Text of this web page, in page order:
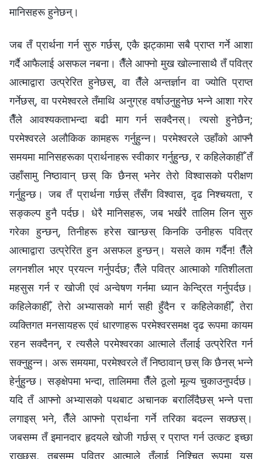
मानिसहरू हुनेछन्।
जब तँ प्रार्थना गर्न सुरु गर्छस्, एकै झट्कामा सबै प्राप्त गर्ने आशा
गर्दै आफैलाई असफल नबना। तैँले आफ्नो मुख खोल्नासाथै तँ पवित्र
आत्माद्वारा उत्प्रेरित हुनेछस्, वा तैँले अन्तर्ज्ञान वा ज्योति प्राप्त
गर्नेछस्, वा परमेश्‍वरले तँमाथि अनुग्रह वर्षाउनुहुनेछ भन्‍ने आशा गरेर
तैँले आवश्यकताभन्दा बढी माग गर्न सक्दैनस्। त्यसो हुनेछैन;
परमेश्‍वरले अलौकिक कामहरू गर्नुहुन्न। परमेश्‍वरले उहाँको आफ्नै
समयमा मानिसहरूका प्रार्थनाहरू स्वीकार गर्नुहुन्छ, र कहिलेकाहीँ तँ
उहाँसामु निष्ठावान् छस् कि छैनस् भनेर तेरो विश्‍वासको परीक्षण
गर्नुहुन्छ। जब तँ प्रार्थना गर्छस् तँसँग विश्‍वास, दृढ निश्‍चयता, र
सङ्कल्प हुनै पर्दछ। धेरै मानिसहरू, जब भर्खरै तालिम लिन सुरु
गरेका हुन्छन्, तिनीहरू हरेस खान्छस् किनकि उनीहरू पवित्र
आत्माद्वारा उत्प्रेरित हुन असफल हुन्छन्। यसले काम गर्दैन! तैँले
लगनशील भएर प्रयत्न गर्नुपर्दछ; तैँले पवित्र आत्माको गतिशीलता
महसुस गर्न र खोजी एवं अन्वेषण गर्नमा ध्यान केन्द्रित गर्नुपर्दछ।
कहिलेकाहीँ, तेरो अभ्यासको मार्ग सही हुँदैन र कहिलेकाहीँ, तेरा
व्यक्तिगत मनसायहरू एवं धारणाहरू परमेश्‍वरसमक्ष दृढ रूपमा कायम
रहन सक्दैनन्, र त्यसैले परमेश्‍वरका आत्माले तँलाई उत्प्रेरित गर्न
सक्‍नुहुन्‍न। अरू समयमा, परमेश्‍वरले तँ निष्ठावान् छस् कि छैनस् भन्‍ने
हेर्नुहुन्छ। सङ्क्षेपमा भन्दा, तालिममा तैँले ठूलो मूल्य चुकाउनुपर्दछ।
यदि तँ आफ्नो अभ्यासको पथबाट अचानक बरालिँदैछस् भन्‍ने पत्ता
लगाइस् भने, तैँले आफ्नो प्रार्थना गर्ने तरिका बदल्न सक्‍छस्।
जबसम्म तँ इमानदार हृदयले खोजी गर्छस् र प्राप्त गर्न उत्कट इच्‍छा
राख्छस्, तबसम्‍म पवित्र आत्माले तँलाई निश्‍चित रूपमा यस